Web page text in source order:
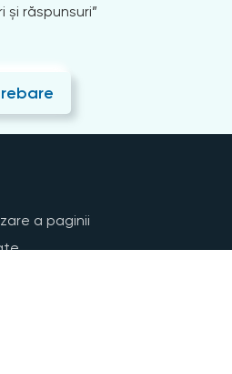
și răspunsuri”
a paginii